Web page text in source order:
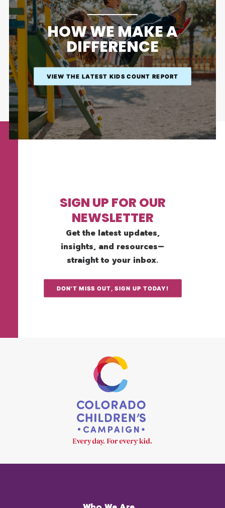
HOW WE MAKE A
DIFFERENCE
VIEW THE LATEST KIDS COUNT REPORT
SIGN UP FOR OUR
NEWSLETTER
Get the latest updates,
insights, and resources—
straight to your inbox.
DON'T MISS OUT, SIGN UP TODAY!